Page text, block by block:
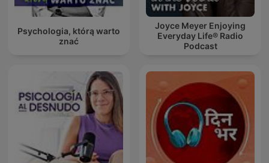
Psychologia, którą warto
znać
Joyce Meyer Enjoying
Everyday Life® Radio
Podcast